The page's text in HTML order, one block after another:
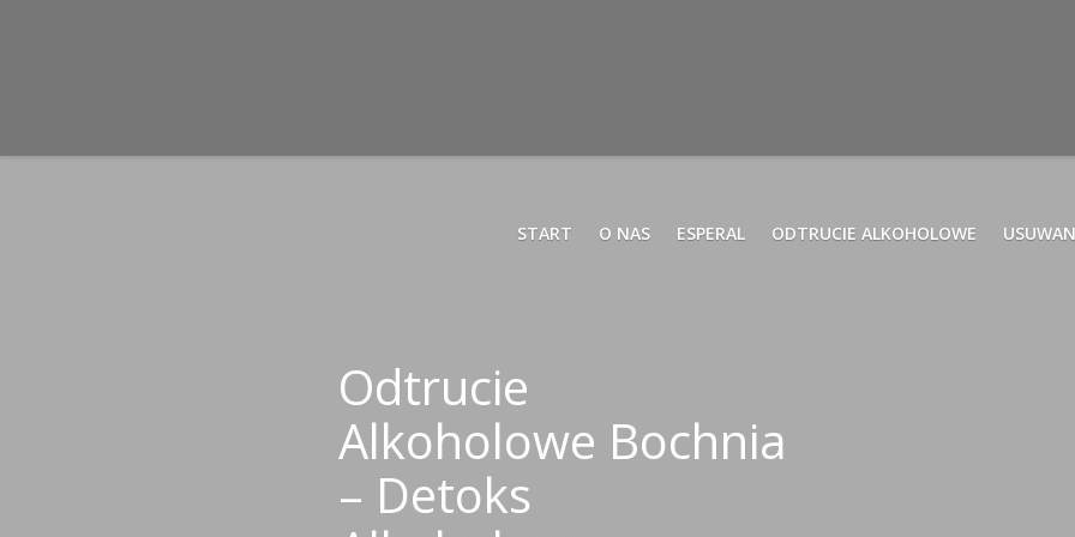
START O NAS ESPERAL ODTRUCIE ALKOHOLOWE
Odtrucie
Alkoholowe Bochnia
– Detoks